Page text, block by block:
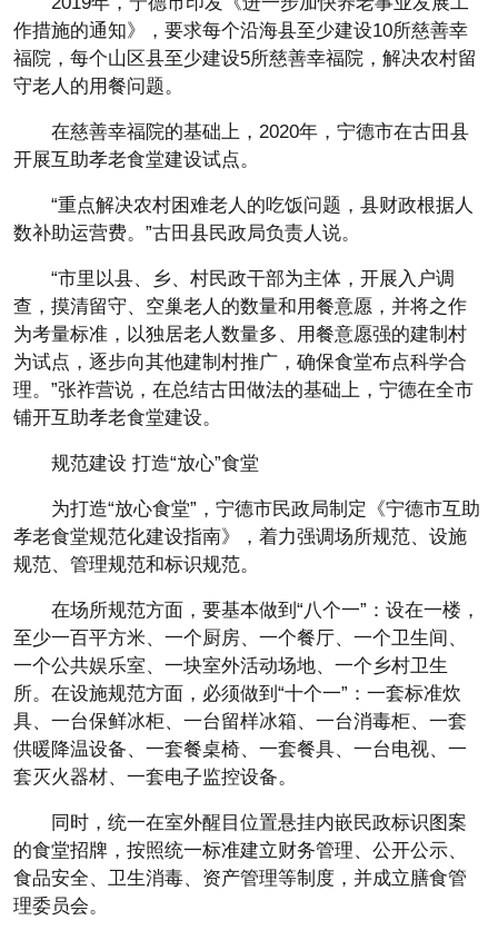
作措施的通知》，要求每个沿海县至少建设10所慈善幸
福院，每个山区县至少建设5所慈善幸福院，解决农村留
守老人的用餐问题。
在慈善幸福院的基础上，2020年，宁德市在古田县
开展互助孝老食堂建设试点。
“重点解决农村困难老人的吃饭问题，县财政根据人
数补助运营费。”古田县民政局负责人说。
“市里以县、乡、村民政干部为主体，开展入户调
查，摸清留守、空巢老人的数量和用餐意愿，并将之作
为考量标准，以独居老人数量多、用餐意愿强的建制村
为试点，逐步向其他建制村推广，确保食堂布点科学合
理。”张祚营说，在总结古田做法的基础上，宁德在全市
铺开互助孝老食堂建设。
规范建设 打造“放心”食堂
为打造“放心食堂”，宁德市民政局制定《宁德市互助
孝老食堂规范化建设指南》，着力强调场所规范、设施
规范、管理规范和标识规范。
在场所规范方面，要基本做到“八个一”：设在一楼，
至少一百平方米、一个厨房、一个餐厅、一个卫生间、
一个公共娱乐室、一块室外活动场地、一个乡村卫生
所。在设施规范方面，必须做到“十个一”：一套标准炊
具、一台保鲜冰柜、一台留样冰箱、一台消毒柜、一套
供暖降温设备、一套餐桌椅、一套餐具、一台电视、一
套灭火器材、一套电子监控设备。
同时，统一在室外醒目位置悬挂内嵌民政标识图案
的食堂招牌，按照统一标准建立财务管理、公开公示、
食品安全、卫生消毒、资产管理等制度，并成立膳食管
理委员会。